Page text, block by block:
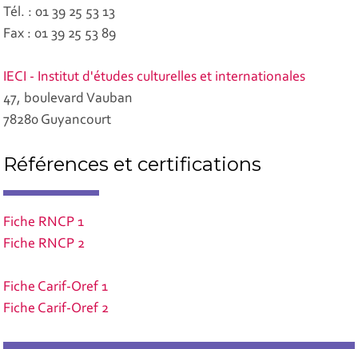
Tél. : 01 39 25 53 13
Fax : 01 39 25 53 89
IECI - Institut d'études culturelles et internationales
47, boulevard Vauban
78280 Guyancourt
Références et certifications
Fiche RNCP 1
Fiche RNCP 2
Fiche Carif-Oref 1
Fiche Carif-Oref 2